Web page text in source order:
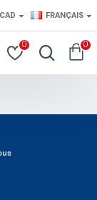
CAD FRANÇAIS
0 0